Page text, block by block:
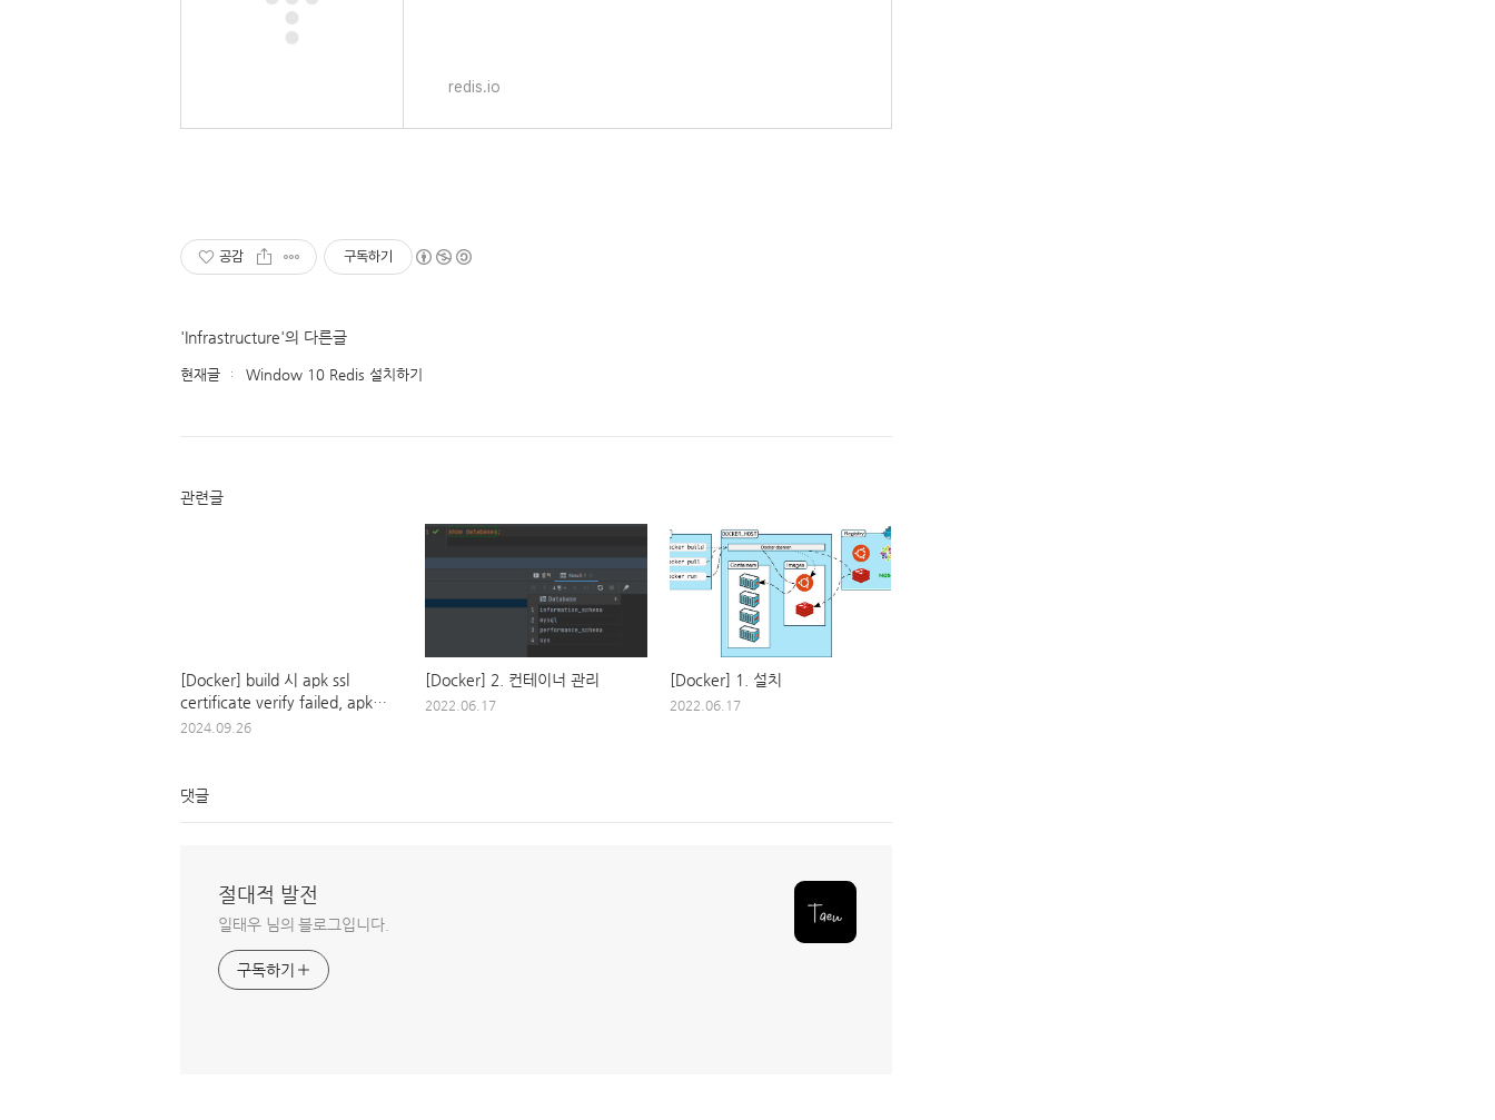
redis.io
공감 구독하기
'Infrastructure'의 다른글
현재글 Window 10 Redis 설치하기
관련글
[Docker] build 시 apk ssl
certificate verify failed, apk
permission denied 발생 시
2024.09.26
[Docker] 2. 컨테이너 관리
2022.06.17
[Docker] 1. 설치
2022.06.17
댓글
절대적 발전
일태우 님의 블로그입니다.
구독하기